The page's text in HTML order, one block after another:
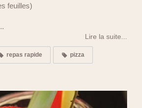
feuilles)
Lire la suite...
repas rapide pizza